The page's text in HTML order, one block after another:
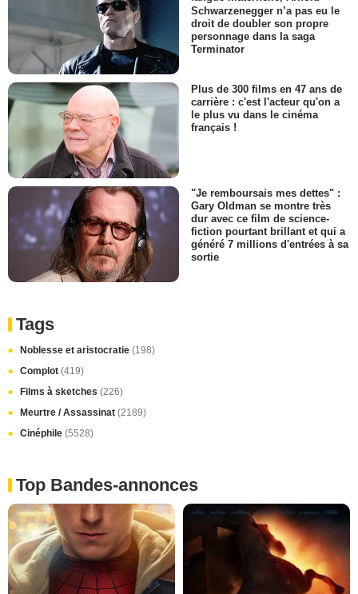
Schwarzenegger n’a pas eu le
droit de doubler son propre
personnage dans la saga
Terminator
Plus de 300 films en 47 ans de
carrière : c'est l'acteur qu'on a
le plus vu dans le cinéma
français !
"Je remboursais mes dettes" :
Gary Oldman se montre très
dur avec ce film de science-
fiction pourtant brillant et qui a
généré 7 millions d'entrées à sa
sortie
Tags
Noblesse et aristocratie (198)
Complot (419)
Films à sketches (226)
Meurtre / Assassinat (2189)
Cinéphile (5528)
Top Bandes-annonces